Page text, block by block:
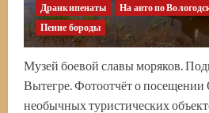
Дранкипенаты
На авто по
Пение бороды
Музей боевой славы моряков.
Вытегре. Фотоотчёт о
необычных туристических